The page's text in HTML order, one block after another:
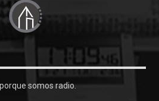
somos radio.